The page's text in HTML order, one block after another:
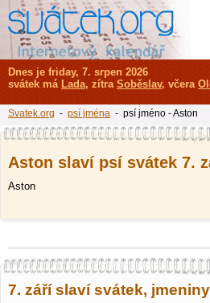
Aston slaví psí svátek 7.
Aston
7. září slaví svátek, jmeniny
Dnes je friday, 7. srpen 2026
svátek má Lada, zítra Soběslav, včera
Svatek.org - psí jména - psí jméno - Aston